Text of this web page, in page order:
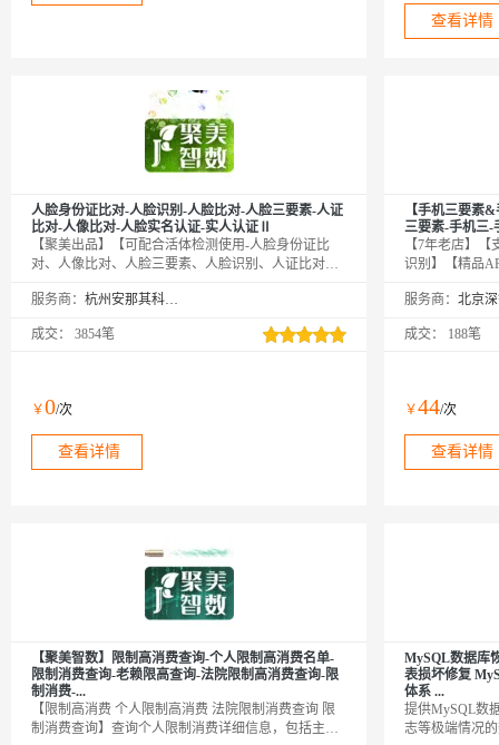
查看详情
人脸身份证比对-人脸识别-人脸比对-人脸三要素-人证
比对-人像比对-人脸实名认证-实人认证Ⅱ
【聚美出品】【可配合活体检测使用-人脸身份证比
对、人像比对、人脸三要素、人脸识别、人证比对、
名、身份证号及人脸照片，通过公安库校验后返回结
服务商： 杭州安那其科技有限公司
成交： 3854笔
￥0/次
查看详情
【手机三要素
三要素-手机三-
【7年老店】
识别】【精品
号、手机号的
连、质量保证
认证查询】
服务商：
成交： 188笔
￥44/次
查看详情
【聚美智数】限制高消费查询-个人限制高消费名单-
限制消费查询-老赖限高查询-法院限制高消费查询-限
制消费-...
【限制高消费 个人限制高消费 法院限制消费查询 限
制消费查询】查询个人限制消费详细信息，包括主体
MySQL数据库
表损坏修复
体系 ...
提供MySQL数
志等极端情况